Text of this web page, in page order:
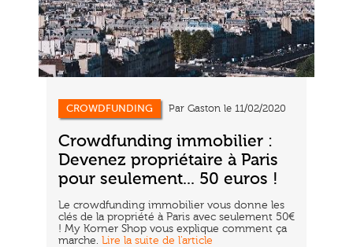
CROWDFUNDING Par Gaston le 11/02/2020
Crowdfunding immobilier :
Devenez propriétaire à Paris
pour seulement... 50 euros !
Le crowdfunding immobilier vous donne les
clés de la propriété à Paris avec seulement 50€
! My Korner Shop vous explique comment ça
marche. Lire la suite de l'article